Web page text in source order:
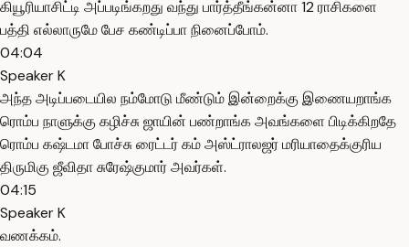
கியூரியாசிட்டி அப்படிங்கறது வந்து பார்த்தீங்கன்னா 12 ராசிகளை
பத்தி எல்லாருமே பேச கண்டிப்பா நினைப்போம்.
04:04
Speaker K
அந்த அடிப்படையில நம்மோடு மீண்டும் இன்றைக்கு இணையறாங்க
ரொம்ப நாளுக்கு கழிச்சு ஜாயின் பண்றாங்க அவங்களை பிடிக்கிறதே
ரொம்ப கஷ்டமா போச்சு ரைட்டர் கம் அஸ்ட்ராலஜர் மரியாதைக்குரிய
திருமிகு ஜீவிதா சுரேஷ்குமார் அவர்கள்.
04:15
Speaker K
வணக்கம்.